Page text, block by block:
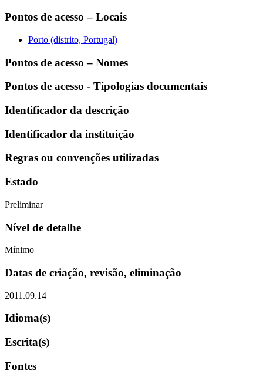
Pontos de acesso – Locais
Porto (distrito, Portugal)
Pontos de acesso – Nomes
Pontos de acesso - Tipologias documentais
Identificador da descrição
Identificador da instituição
Regras ou convenções utilizadas
Estado
Preliminar
Nível de detalhe
Mínimo
Datas de criação, revisão, eliminação
2011.09.14
Idioma(s)
Escrita(s)
Fontes